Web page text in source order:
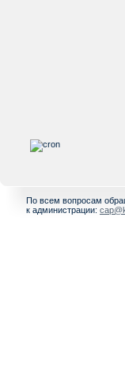
По всем вопросам
к администрации: